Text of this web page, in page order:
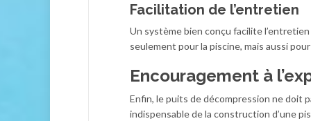
Facilitation de l’entretien
Un système bien conçu facilite
seulement pour la piscine, mais aussi
Encouragement à
Enfin, le puits de décompression ne doit
indispensable de la construction d’une